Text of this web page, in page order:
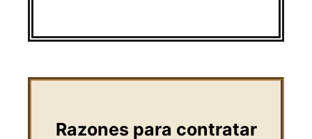
Razones para contratar